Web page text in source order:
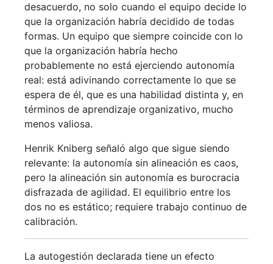
desacuerdo, no solo cuando el equipo decide lo
que la organización habría decidido de todas
formas. Un equipo que siempre coincide con lo
que la organización habría hecho
probablemente no está ejerciendo autonomía
real: está adivinando correctamente lo que se
espera de él, que es una habilidad distinta y, en
términos de aprendizaje organizativo, mucho
menos valiosa.
Henrik Kniberg señaló algo que sigue siendo
relevante: la autonomía sin alineación es caos,
pero la alineación sin autonomía es burocracia
disfrazada de agilidad. El equilibrio entre los
dos no es estático; requiere trabajo continuo de
calibración.
La autogestión declarada tiene un efecto